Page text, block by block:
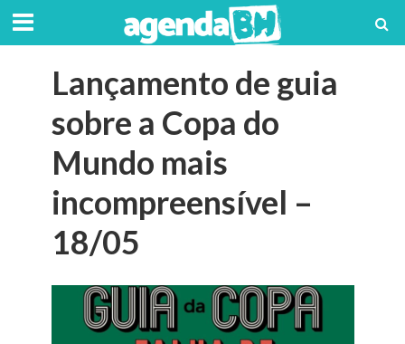
Lançamento de guia
sobre a Copa do
Mundo mais
incompreensível –
18/05